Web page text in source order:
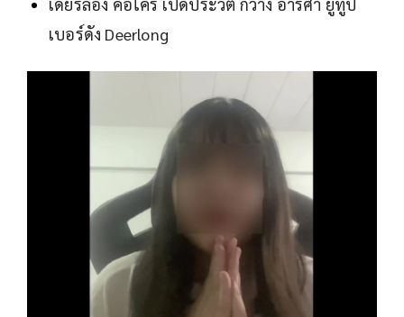
เดียร์ลอง คือใคร เปิดประวัติ กวาง อาริศา ยูทูป
เบอร์ดัง Deerlong